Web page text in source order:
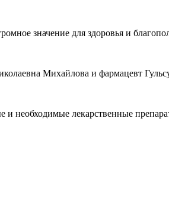
значение для здоровья и
Михайлова и фармацевт
и необходимые лекарственные